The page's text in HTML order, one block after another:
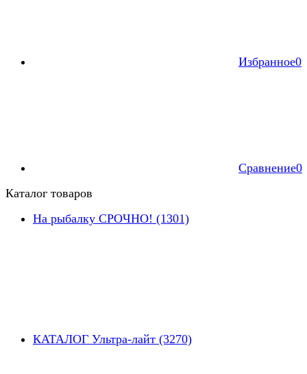
Избранное0
Сравнение0
Каталог товаров
На рыбалку СРОЧНО! (1301)
КАТАЛОГ Ультра-лайт (3270)